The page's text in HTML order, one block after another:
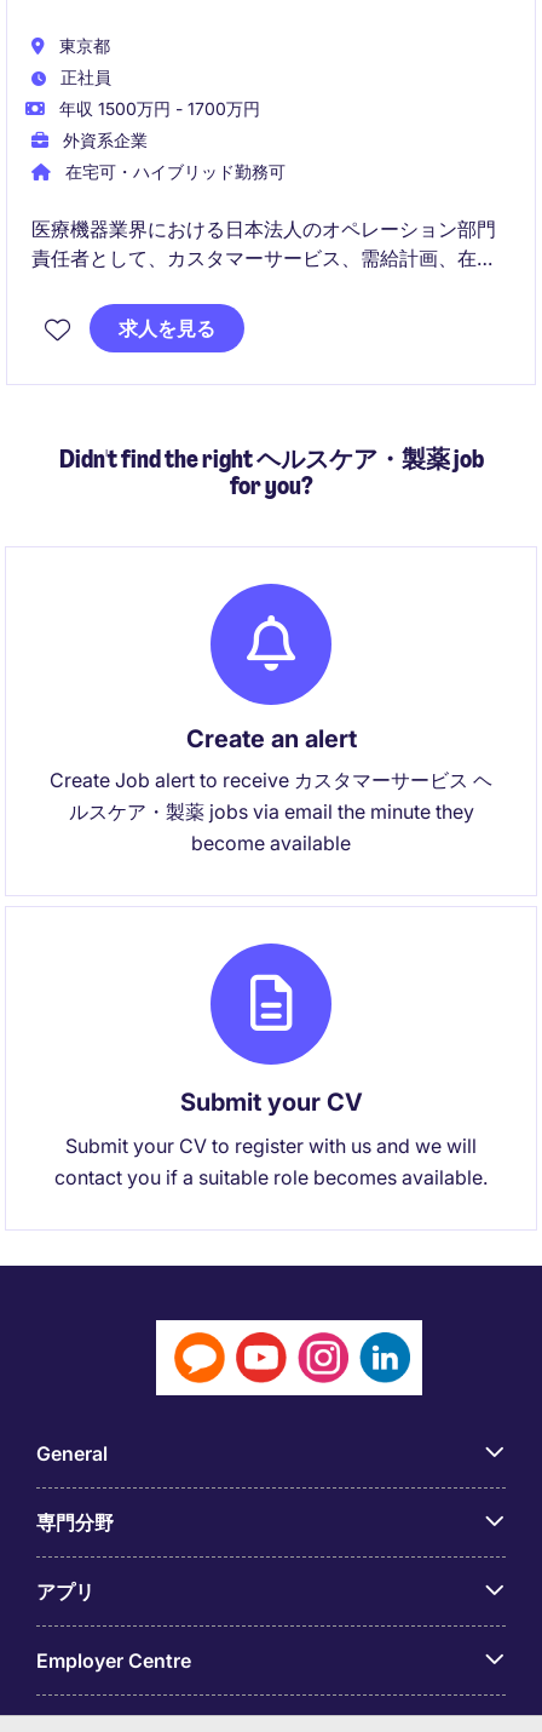
東京都
正社員
年収 1500万円 - 1700万円
外資系企業
在宅可・ハイブリッド勤務可
医療機器業界における日本法人のオペレーション部門
責任者として、カスタマーサービス、需給計画、在庫
ーダー削減やシステム導入などの重要プロジェクトを
主導し、安定供給とサービス向上を推進するポジショ
求人を見る
Didn't find the right ヘルスケア・製薬 job
for you?
Create an alert
Create Job alert to receive カスタマーサービス ヘ
ルスケア・製薬 jobs via email the minute they
become available
Submit your CV
Submit your CV to register with us and we will
contact you if a suitable role becomes available.
General
専門分野
アプリ
Employer Centre